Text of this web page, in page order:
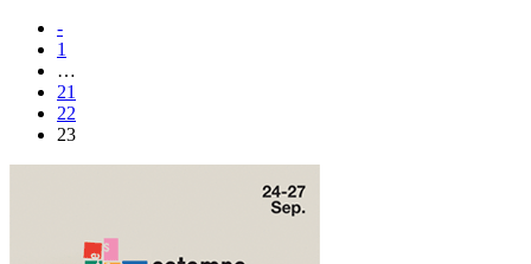
-
1
…
21
22
23